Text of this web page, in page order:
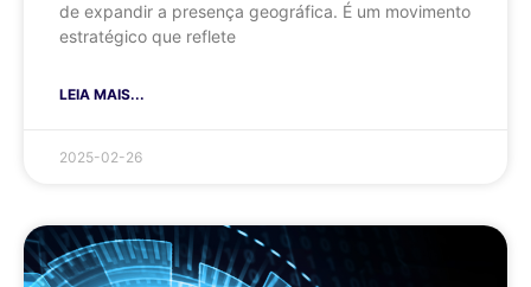
de expandir a presença geográfica. É um movimento
estratégico que reflete
LEIA MAIS...
2025-02-26